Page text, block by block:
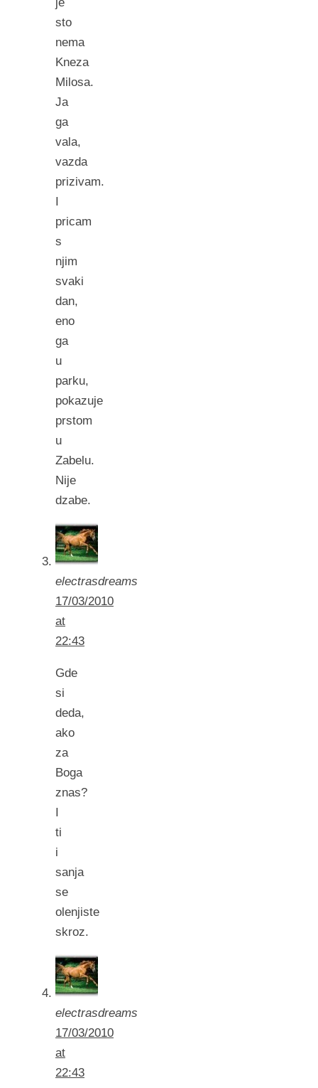
sto
nema
Kneza
Milosa.
Ja
ga
vala,
vazda
prizivam.
I
pricam
s
njim
svaki
dan,
eno
ga
u
parku,
pokazuje
prstom
u
Zabelu.
Nije
dzabe.
electrasdreams
17/03/2010
at
22:43
Gde
si
deda,
ako
za
Boga
znas?
I
ti
i
sanja
se
olenjiste
skroz.
electrasdreams
17/03/2010
at
22:43